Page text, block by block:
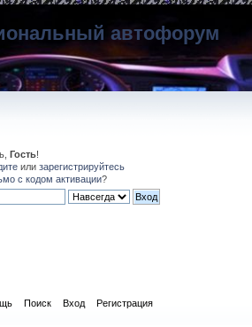
автофорум
Гость!
или зарегистрируйтесь
с кодом активации?
Поиск Вход Регистрация